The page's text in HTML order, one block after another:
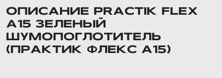
ОПИСАНИЕ PRACTIK FLEX
А15 ЗЕЛЕНЫЙ
ШУМОПОГЛОТИТЕЛЬ
(ПРАКТИК ФЛЕКС А15)